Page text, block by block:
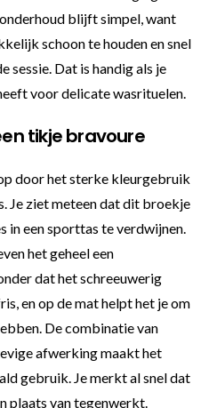
blijft simpel, want
schoon te houden en snel
sessie. Dat is handig als je
voor delicate wasrituelen.
tikje bravoure
door het sterke kleurgebruik
Je ziet meteen dat dit broekje
in een sporttas te verdwijnen.
het geheel een
dat het schreeuwerig
en op de mat helpt het je om
De combinatie van
afwerking maakt het
gebruik. Je merkt al snel dat
plaats van tegenwerkt.